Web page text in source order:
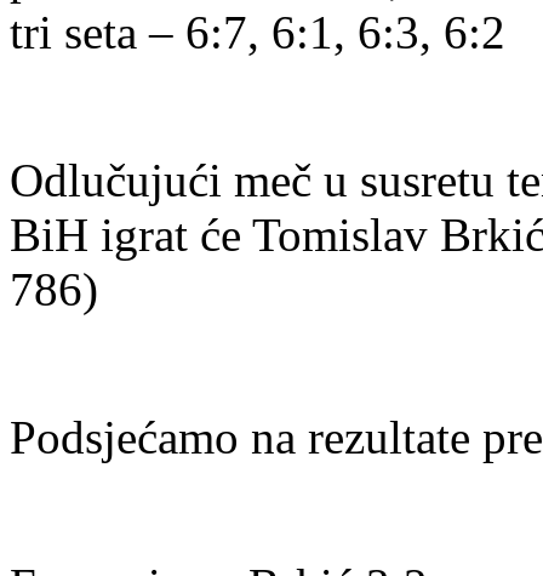
tri seta – 6:7, 6:1, 6:3, 6:2
Odlučujući meč u susretu
BiH igrat će Tomislav
786)
Podsjećamo na rezultate